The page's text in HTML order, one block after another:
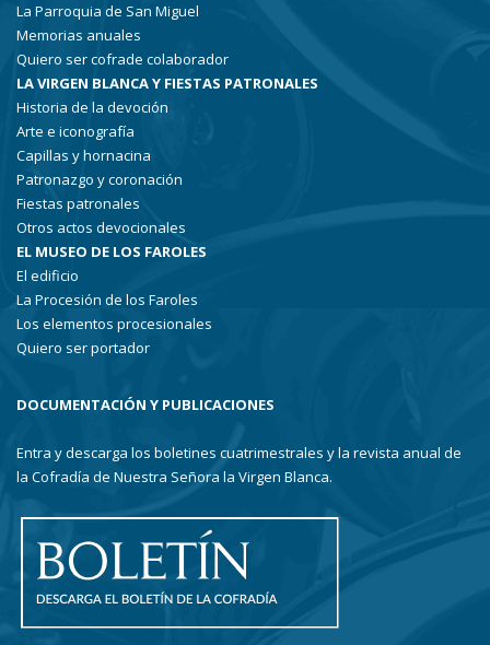
La Parroquia de San Miguel
Memorias anuales
Quiero ser cofrade colaborador
LA VIRGEN BLANCA Y FIESTAS PATRONALES
Historia de la devoción
Arte e iconografía
Capillas y hornacina
Patronazgo y coronación
Fiestas patronales
Otros actos devocionales
EL MUSEO DE LOS FAROLES
El edificio
La Procesión de los Faroles
Los elementos procesionales
Quiero ser portador
DOCUMENTACIÓN Y PUBLICACIONES
Entra y descarga los boletines cuatrimestrales y la revista anual de
la Cofradía de Nuestra Señora la Virgen Blanca.